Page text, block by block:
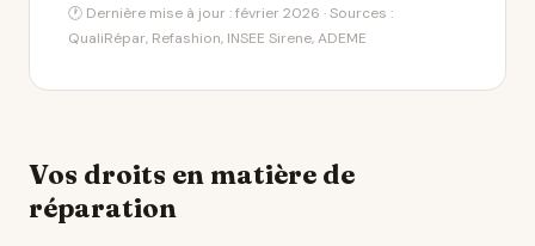
🕐 Dernière mise à jour : février 2026 · Sources :
QualiRépar, Refashion, INSEE Sirene, ADEME
Vos droits en matière de
réparation